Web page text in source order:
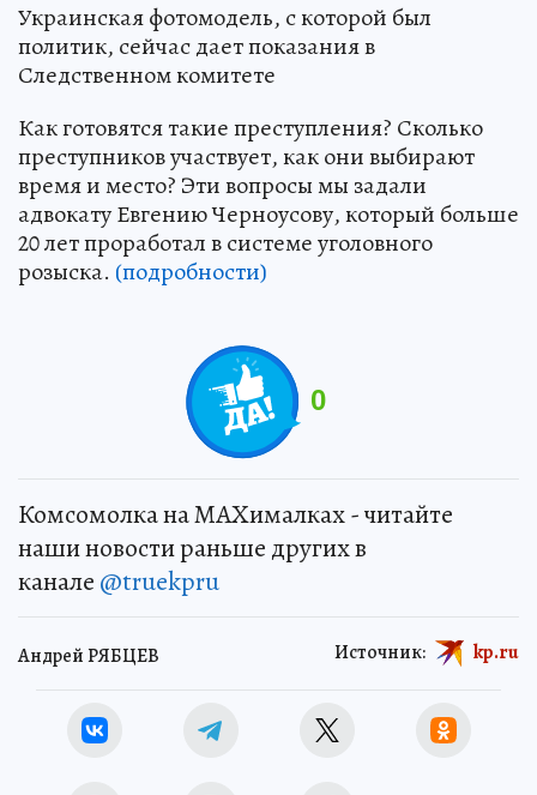
Украинская фотомодель, с которой был
политик, сейчас дает показания в
Следственном комитете
Как готовятся такие преступления? Сколько
преступников участвует, как они выбирают
время и место? Эти вопросы мы задали
адвокату Евгению Черноусову, который больше
20 лет проработал в системе уголовного
розыска. (подробности)
0
Комсомолка на MAXималках - читайте
наши новости раньше других в
канале @truekpru
Андрей РЯБЦЕВ Источник: kp.ru